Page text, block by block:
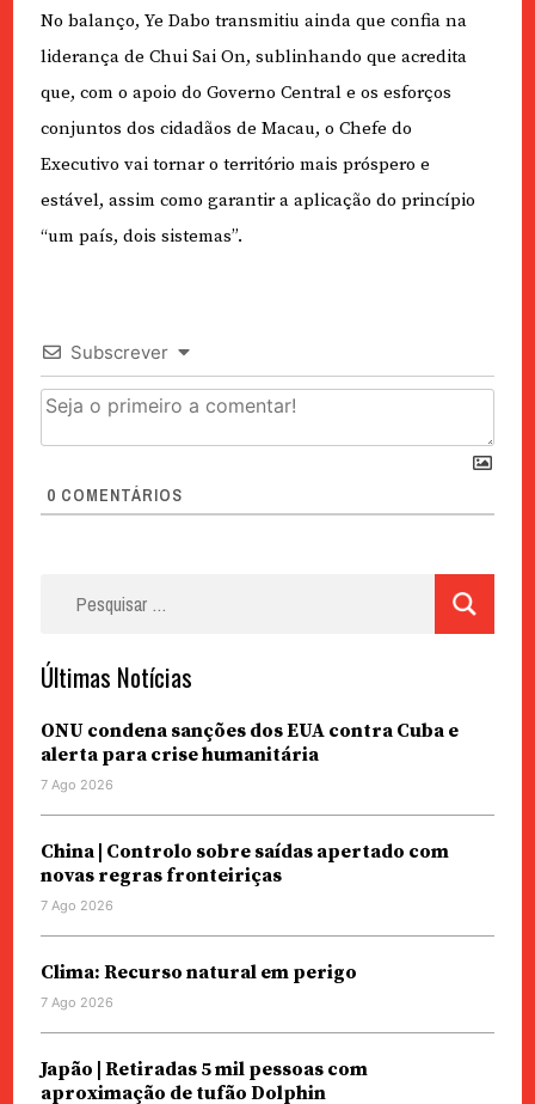
No balanço, Ye Dabo transmitiu ainda que confia na
liderança de Chui Sai On, sublinhando que acredita
que, com o apoio do Governo Central e os esforços
conjuntos dos cidadãos de Macau, o Chefe do
Executivo vai tornar o território mais próspero e
estável, assim como garantir a aplicação do princípio
“um país, dois sistemas”.
Subscrever
0 COMENTÁRIOS
Últimas Notícias
ONU condena sanções dos EUA contra Cuba e
alerta para crise humanitária
7 Ago 2026
China | Controlo sobre saídas apertado com
novas regras fronteiriças
7 Ago 2026
Clima: Recurso natural em perigo
7 Ago 2026
Japão | Retiradas 5 mil pessoas com
aproximação de tufão Dolphin